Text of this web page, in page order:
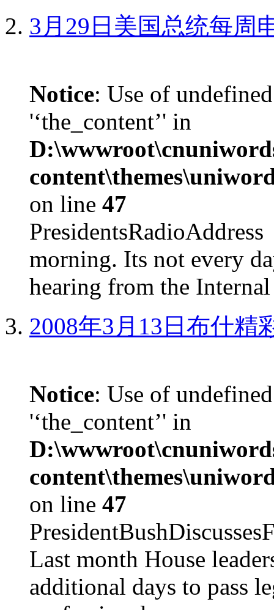
3月29日美国总统每周
Notice: Use of
'‘the_content’' in
on line 47
morning. Its not every
hearing from the
2008年3月13日布什精
Notice: Use of
'‘the_content’' in
on line 47
Last month House
additional days to pass